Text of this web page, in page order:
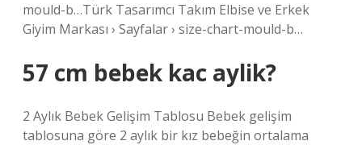
mould-b…Türk Tasarımcı Takım Elbise ve Erkek
Giyim Markası › Sayfalar › size-chart-mould-b…
57 cm bebek kac aylik?
2 Aylık Bebek Gelişim Tablosu Bebek gelişim
tablosuna göre 2 aylık bir kız bebeğin ortalama